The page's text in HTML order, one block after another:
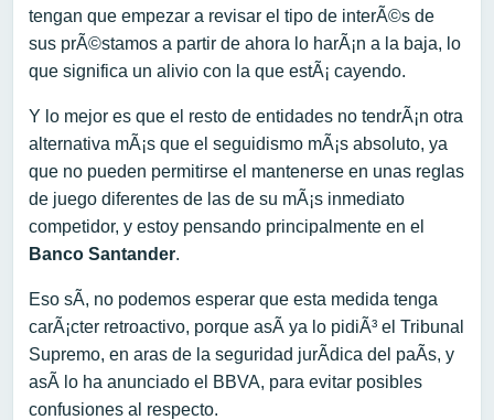
tengan que empezar a revisar el tipo de interÃ©s de
sus prÃ©stamos a partir de ahora lo harÃ¡n a la baja, lo
que significa un alivio con la que estÃ¡ cayendo.
Y lo mejor es que el resto de entidades no tendrÃ¡n otra
alternativa mÃ¡s que el seguidismo mÃ¡s absoluto, ya
que no pueden permitirse el mantenerse en unas reglas
de juego diferentes de las de su mÃ¡s inmediato
competidor, y estoy pensando principalmente en el
Banco Santander.
Eso sÃ­, no podemos esperar que esta medida tenga
carÃ¡cter retroactivo, porque asÃ­ ya lo pidiÃ³ el Tribunal
Supremo, en aras de la seguridad jurÃ­dica del paÃ­s, y
asÃ­ lo ha anunciado el BBVA, para evitar posibles
confusiones al respecto.